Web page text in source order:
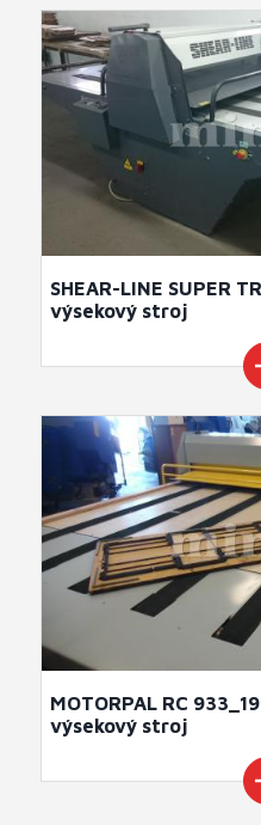
SHEAR-LINE SUPER
výsekový stroj
MOTORPAL RC
výsekový stroj